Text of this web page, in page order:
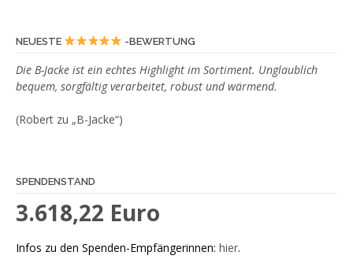
NEUESTE -BEWERTUNG
Die B-Jacke ist ein echtes Highlight im Sortiment. Unglaublich
bequem, sorgfältig verarbeitet, robust und wärmend.
(Robert zu „B-Jacke“)
SPENDENSTAND
3.618,22 Euro
Infos zu den Spenden-Empfängerinnen: hier.